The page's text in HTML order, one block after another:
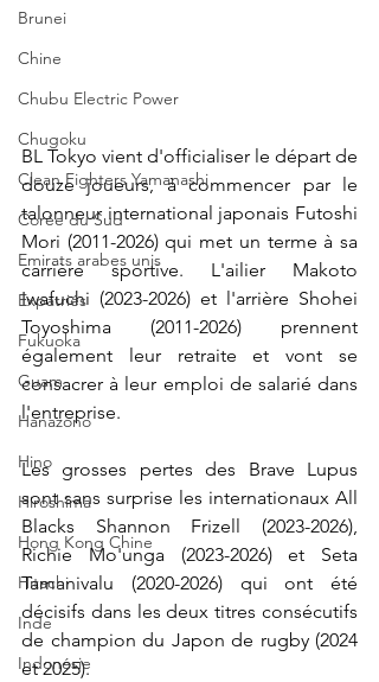
Brunei
Chine
Chubu Electric Power
Chugoku
Clean Fighters Yamanashi
Corée du Sud
Emirats arabes unis
Expatriés
Fukuoka
Guam
Hanazono
Hino
Hiroshima
Hong Kong Chine
Hitachi
Inde
Indonésie
BL Tokyo vient d'officialiser le départ de
douze joueurs, à commencer par le
talonneur international japonais Futoshi
Mori (2011-2026) qui met un terme à sa
carrière sportive. L'ailier Makoto
Iwafuchi (2023-2026) et l'arrière Shohei
Toyoshima (2011-2026) prennent
également leur retraite et vont se
consacrer à leur emploi de salarié dans
l'entreprise.
Les grosses pertes des Brave Lupus
sont sans surprise les internationaux All
Blacks Shannon Frizell (2023-2026),
Richie Mo'unga (2023-2026) et Seta
Tamanivalu (2020-2026) qui ont été
décisifs dans les deux titres consécutifs
de champion du Japon de rugby (2024
et 2025).